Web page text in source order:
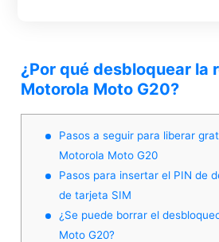
¿Por qué desbloquear la
Motorola Moto G20?
Pasos a seguir para liberar
Motorola Moto G20
Pasos para insertar el PIN de
de tarjeta SIM
¿Se puede borrar el
Moto G20?